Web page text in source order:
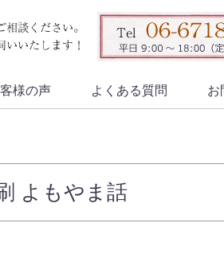
様の声 よくある質問 お
よもやま話